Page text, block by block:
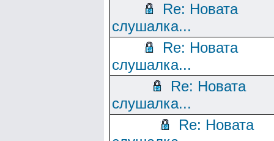
Re: Новата
слушалка...
Re: Новата
слушалка...
Re: Новата
слушалка...
Re: Новата